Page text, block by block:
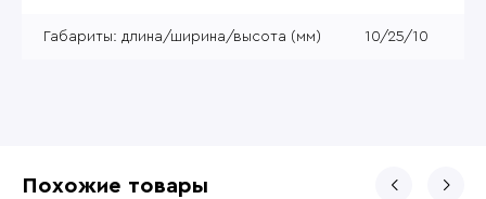
Габариты: длина/ширина/высота (мм) 10/25/10
Похожие товары